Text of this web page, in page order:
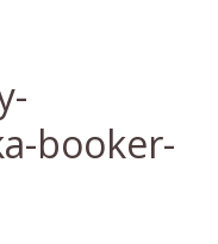
booker-